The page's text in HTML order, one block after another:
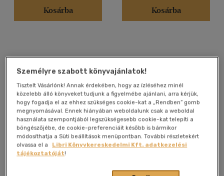
Angol(2)
Vélemény szerint
(82)
(23)
(7)
(3)
(1)
Kosárba
Kosárba
Adventi naptár: Karácsonyi
falucska
Diótörő - Dióhéjban
Tóth Anna
Személyre szabott könyvajánlatok!
Tisztelt Vásárlónk! Annak érdekében, hogy az ízléséhez minél
közelebb álló könyveket tudjunk a figyelmébe ajánlani, arra kérjük,
hogy fogadja el az ehhez szükséges cookie-kat a „Rendben” gomb
megnyomásával. Ennek hiányában weboldalunk csak a weboldal
használata szempontjából legszükségesebb cookie-kat telepíti a
böngészőjébe, de cookie-preferenciáit később is bármikor
módosíthatja a Süti beállítások menüpontban. További részletekért
olvassa el a
Libri Könyvkereskedelmi Kft. adatkezelési
tájékoztatóját!